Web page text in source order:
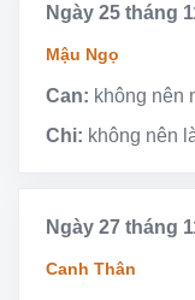
Ngày 25 tháng
Mậu Ngọ
Can: không nên
Chi: không nên
Ngày 27 tháng
Canh Thân